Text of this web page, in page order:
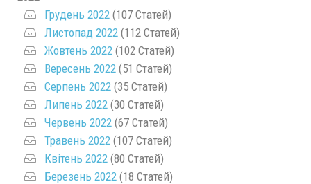
Грудень 2022 (107 Статей)
Листопад 2022 (112 Статей)
Жовтень 2022 (102 Статей)
Вересень 2022 (51 Статей)
Серпень 2022 (35 Статей)
Липень 2022 (30 Статей)
Червень 2022 (67 Статей)
Травень 2022 (107 Статей)
Квітень 2022 (80 Статей)
Березень 2022 (18 Статей)